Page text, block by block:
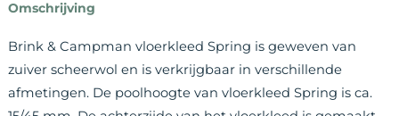
Omschrijving
Brink & Campman vloerkleed Spring is geweven van
zuiver scheerwol en is verkrijgbaar in verschillende
afmetingen. De poolhoogte van vloerkleed Spring is ca.